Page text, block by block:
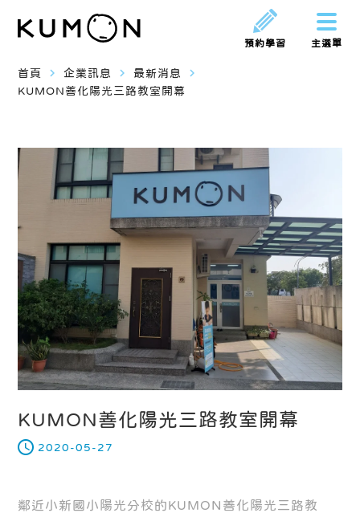
主選單
預約學習
首頁 navigate_next 企業訊息 navigate_next 最新消息 navigate_next
KUMON善化陽光三路教室開幕
KUMON善化陽光三路教室開幕
2020-05-27
鄰近小新國小陽光分校的KUMON善化陽光三路教